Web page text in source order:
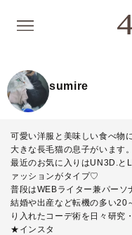
sumire
可愛い洋服と美味しい食べ物
大きな長毛猫の息子がいます。
最近のお気に入りはUN3D.と
ァッションがタイプ♡
普段はWEBライター兼パーソ
結婚や出産など転機の多い20
り入れたコーデ術を日々研究
★インスタ